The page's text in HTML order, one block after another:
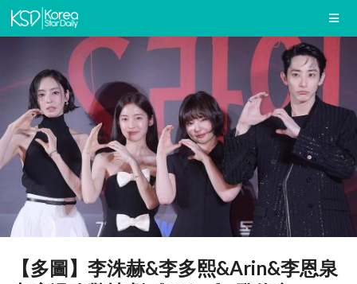
【多圖】李洙赫&李多熙&Arin&李恩泉